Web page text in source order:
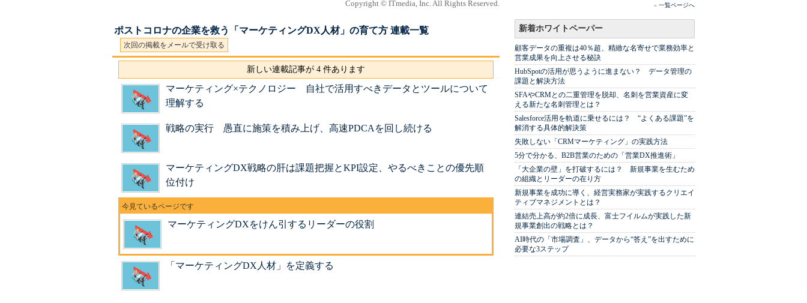
Copyright © ITmedia, Inc. All Rights Reserved.
ポストコロナの企業を救う「マーケティングDX人材」の育て方 連載一覧
次回の掲載をメールで受け取る
新しい連載記事が 4 件あります
マーケティング×テクノロジー 自社で活用すべきデータとツールについて
理解する
戦略の実行 愚直に施策を積み上げ、高速PDCAを回し続ける
マーケティングDX戦略の肝は課題把握とKPI設定、やるべきことの優先順
位付け
マーケティングDXをけん引するリーダーの役割
「マーケティングDX人材」を定義する
» 一覧ページへ
新着ホワイトペーパー
顧客データの重複は40％超、精緻な名寄せで業務効率と
営業成果を向上させる秘訣
HubSpotの活用が思うように進まない？ データ管理の
課題と解決方法
SFAやCRMとの二重管理を脱却、名刺を営業資産に変
える新たな名刺管理とは？
Salesforce活用を軌道に乗せるには？ “よくある課題”を
解消する具体的解決策
失敗しない「CRMマーケティング」の実践方法
5分で分かる、B2B営業のための「営業DX推進術」
「大企業の壁」を打破するには？ 新規事業を生むため
の組織とリーダーの在り方
新規事業を成功に導く、経営実務家が実践するクリエイ
ティブマネジメントとは？
連結売上高が約2倍に成長、富士フイルムが実践した新
規事業創出の戦略とは？
AI時代の「市場調査」、データから“答え”を出すために
必要な3ステップ